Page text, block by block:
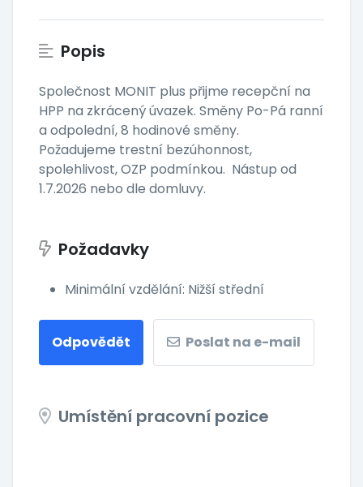
Popis
Společnost MONIT plus přijme recepční na
HPP na zkrácený úvazek. Směny Po-Pá ranní
a odpolední, 8 hodinové směny.
Požadujeme trestní bezúhonnost,
spolehlivost, OZP podmínkou. Nástup od
1.7.2026 nebo dle domluvy.
Požadavky
Minimální vzdělání: Nižší střední
Odpovědět Poslat na e-mail
Umístění pracovní pozice